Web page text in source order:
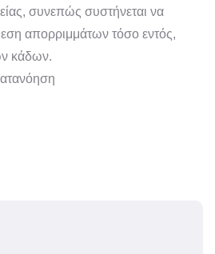
συνεπώς συστήνεται να
απορριμμάτων τόσο εντός,
κάδων.